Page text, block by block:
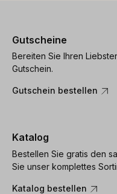
Gutscheine
Bereiten Sie Ihren
Gutschein.
Gutschein bestellen
Katalog
Bestellen Sie gratis den
Sie unser komplettes
Katalog bestellen